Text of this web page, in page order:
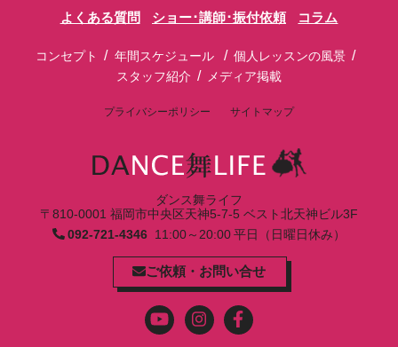
よくある質問
ショー･講師･振付依頼 コラム
コンセプト / 年間スケジュール / 個人レッスンの風景 /
スタッフ紹介 / メディア掲載
プライバシーポリシー サイトマップ
ダンス舞ライフ
〒810-0001 福岡市中央区天神5-7-5 ベスト北天神ビル3F
092-721-434611:00～20:00 平日（日曜日休み）
ご依頼・お問い合せ